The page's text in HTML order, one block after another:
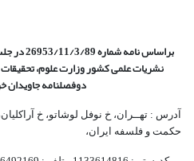
براساس نامه شماره 26953/11/3/89 در جلسة مورخ 31/6/89 کمیسیون
نشریات علمی کشور وزارت علوم،
دوفصلنامه جاویدان
حکمت و فلسفه ایران،‌